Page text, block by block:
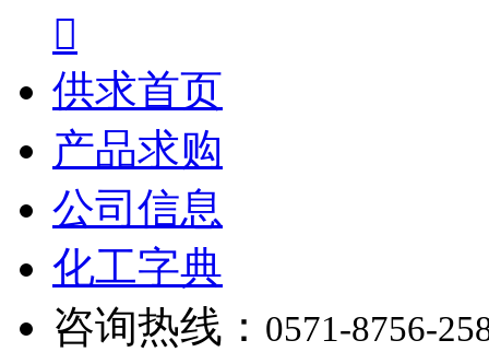

供求首页
产品求购
公司信息
化工字典
咨询热线： 0571-8756-